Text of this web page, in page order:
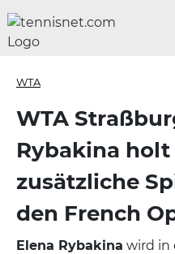
WTA
WTA
Rybakina holt
zusätzliche
den French
Elena Rybakina wird in